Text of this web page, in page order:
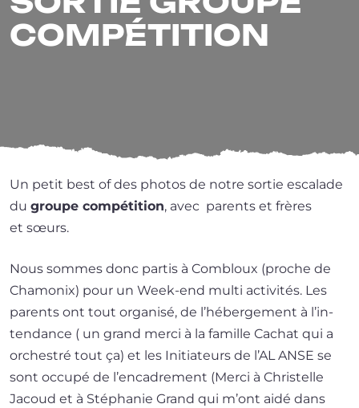
COMPÉTITION
Un petit best of des pho­tos de notre sor­tie esca­lade
du groupe com­pé­ti­tion, avec parents et frères
et sœurs.
Nous sommes donc par­tis à Combloux (proche de
Chamonix) pour un Week-end mul­ti acti­vi­tés. Les
parents ont tout orga­ni­sé, de l’hé­ber­ge­ment à l’in­
ten­dance ( un grand mer­ci à la famille Cachat qui a
orches­tré tout ça) et les Initiateurs de l’AL ANSE se
sont occu­pé de l’en­ca­dre­ment (Merci à Christelle
Jacoud et à Stéphanie Grand qui m’ont aidé dans